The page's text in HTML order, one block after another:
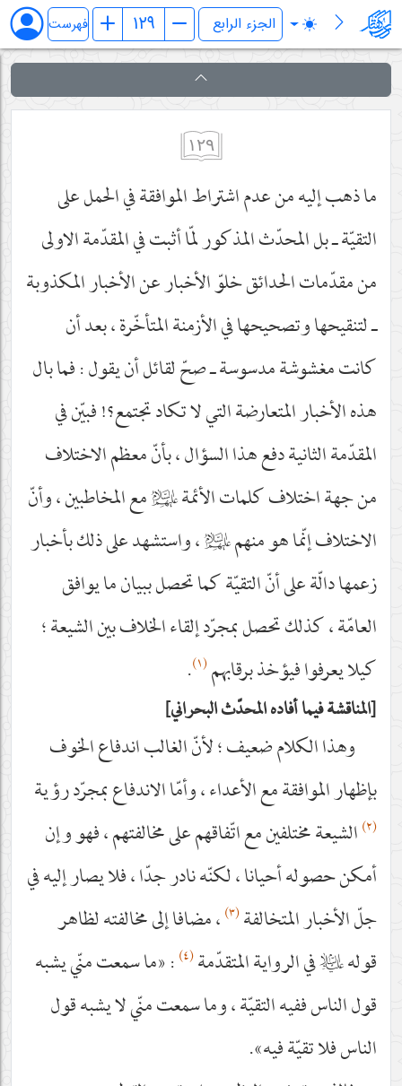
فرائد الاصول (رسائل) فهرست
١٢٩
ما ذهب إليه من عدم اشتراط الموافقة في الحمل على
التقيّة ـ بل المحدّث المذكور لمّا أثبت في المقدّمة الاولى
من مقدّمات الحدائق خلوّ الأخبار عن الأخبار المكذوبة
ـ لتنقيحها وتصحيحها في الأزمنة المتأخّرة ، بعد أن
كانت مغشوشة مدسوسة ـ صحّ لقائل أن يقول : فما بال
هذه الأخبار المتعارضة التي لا تكاد تجتمع؟! فبيّن في
المقدّمة الثانية دفع هذا السؤال ، بأنّ معظم الاختلاف
من جهة اختلاف كلمات الأئمةعليهم‌السلاممع المخاطبين ، وأنّ
الاختلاف إنّما هو منهمعليهم‌السلام، واستشهد على ذلك بأخبار
زعمها دالّة على أنّ التقيّة كما تحصل ببيان ما يوافق
العامّة ، كذلك تحصل بمجرّد إلقاء الخلاف بين الشيعة ؛
كيلا يعرفوا فيؤخذ برقابهم(١) .
المناقشة فيما أفاده المحدّث البحراني
وهذا الكلام ضعيف ؛ لأنّ الغالب اندفاع الخوف
بإظهار الموافقة مع الأعداء ، وأمّا الاندفاع بمجرّد رؤية
(٢) الشيعة مختلفين مع اتّفاقهم على مخالفتهم ، فهو وإن
أمكن حصوله أحيانا ، لكنّه نادر جدّا ، فلا يصار إليه في
جلّ الأخبار المتخالفة(٣) ، مضافا إلى مخالفته لظاهر
قولهعليه‌السلامفي الرواية المتقدّمة(٤) : «ما سمعت منّي يشبه
قول الناس ففيه التقيّة ، وما سمعت منّي لا يشبه قول
الناس فلا تقيّة فيه».